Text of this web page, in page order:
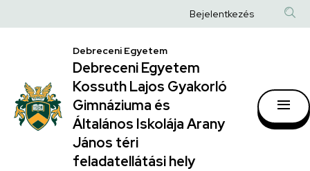
|
Debreceni
Egyetem
Kossuth
Lajos
Gyakorló
a
Anonim
fiók
menüje
Bejelentkezés
Debreceni Egyetem
Debreceni Egyetem
Kossuth Lajos Gyakorló
Gimnáziuma és
Általános Iskolája Arany
János téri
feladatellátási hely